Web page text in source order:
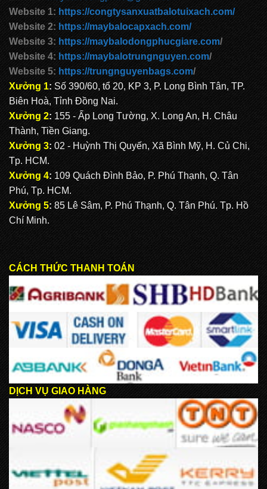
Website 1: https://congtysanxuatbalotuixach.com/
Website 2: https://maybalocapxach.com/
Website 3: https://maybalodongphucgiare.com/
Website 4: https://maybalotrungnguyen.com/
Website 5: https://trungnguyenbags.com/
Xưởng 1: Số 390/60, tổ 20, KP 3, P. Long Bình Tân, TP.
Biên Hoà, Tỉnh Đồng Nai.
Xưởng 2: 155 - Ấp Long Tường, X. Long An, H. Châu
Thành, Tiền Giang.
Xưởng 3: 02 - Huỳnh Thị Quyến, Xã Bình Mỹ, H. Củ Chi,
Tp. HCM.
Xưởng 4: 109 Quách Đình Bảo, P. Phú Thạnh, Q. Tân
Phú, Tp. HCM.
Xưởng 5: 85 Lê Sâm, P. Phú Thạnh, Q. Tân Phú. Tp. Hồ
Chí Minh.
CÁCH THỨC THANH TOÁN
DỊCH VỤ GIAO HÀNG